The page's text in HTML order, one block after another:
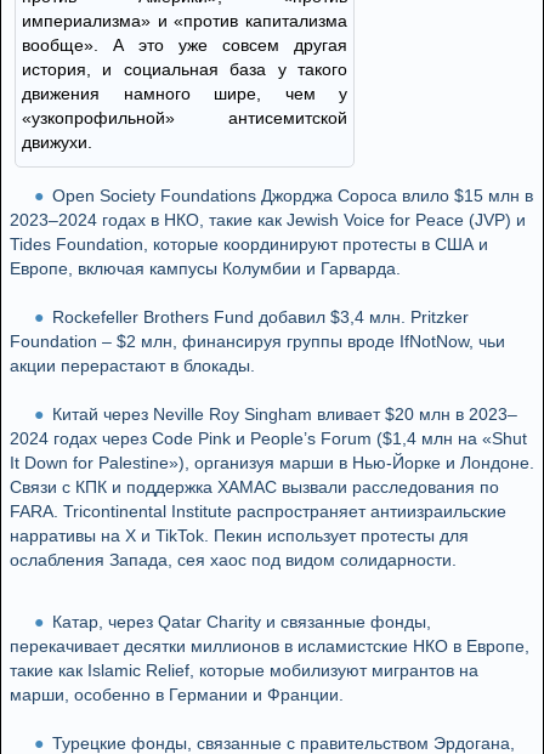
империализма» и «против капитализма
вообще». А это уже совсем другая
история, и социальная база у такого
движения намного шире, чем у
«узкопрофильной» антисемитской
движухи.
Open Society Foundations Джорджа Сороса влило $15 млн в
2023–2024 годах в НКО, такие как Jewish Voice for Peace (JVP) и
Tides Foundation, которые координируют протесты в США и
Европе, включая кампусы Колумбии и Гарварда.
Rockefeller Brothers Fund добавил $3,4 млн. Pritzker
Foundation – $2 млн, финансируя группы вроде IfNotNow, чьи
акции перерастают в блокады.
Китай через Neville Roy Singham вливает $20 млн в 2023–
2024 годах через Code Pink и People’s Forum ($1,4 млн на «Shut
It Down for Palestine»), организуя марши в Нью-Йорке и Лондоне.
Связи с КПК и поддержка ХАМАС вызвали расследования по
FARA. Tricontinental Institute распространяет антиизраильские
нарративы на X и TikTok. Пекин использует протесты для
ослабления Запада, сея хаос под видом солидарности.
Катар, через Qatar Charity и связанные фонды,
перекачивает десятки миллионов в исламистские НКО в Европе,
такие как Islamic Relief, которые мобилизуют мигрантов на
марши, особенно в Германии и Франции.
Турецкие фонды, связанные с правительством Эрдогана,